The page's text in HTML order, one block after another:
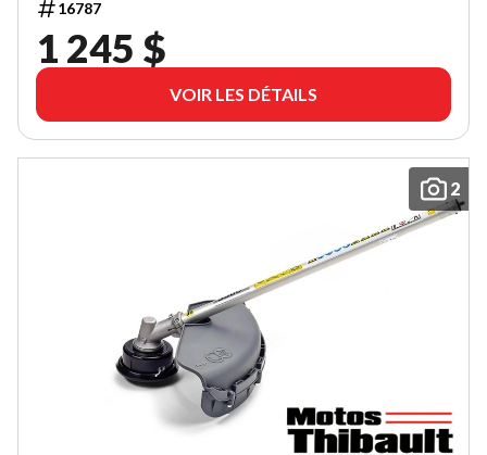
16787
1 245 $
VOIR LES DÉTAILS
2